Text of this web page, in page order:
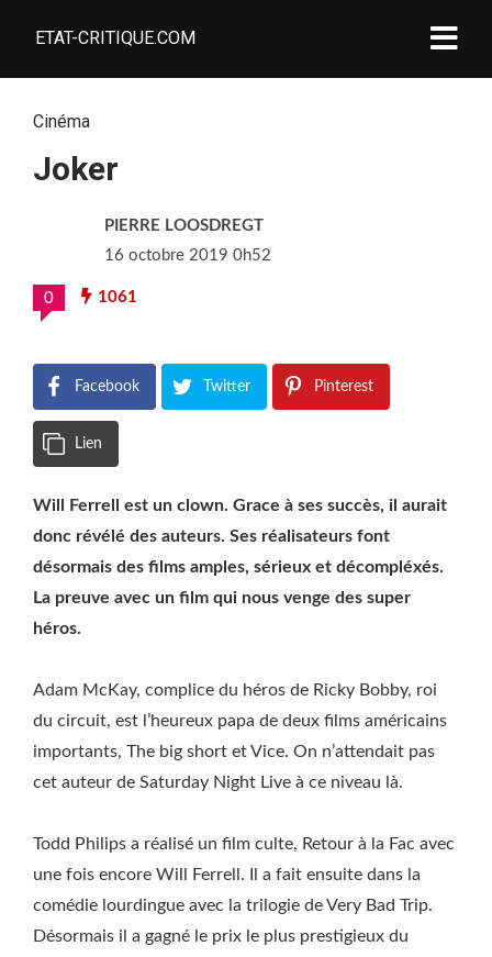
ETAT-CRITIQUE.COM
Cinéma
Joker
PIERRE LOOSDREGT
16 octobre 2019 0h52
0 1061
Facebook Twitter Pinterest
Lien
Will Ferrell est un clown. Grace à ses succès, il aurait
donc révélé des auteurs. Ses réalisateurs font
désormais des films amples, sérieux et décompléxés.
La preuve avec un film qui nous venge des super
héros.
Adam McKay, complice du héros de Ricky Bobby, roi
du circuit, est l’heureux papa de deux films américains
importants, The big short et Vice. On n’attendait pas
cet auteur de Saturday Night Live à ce niveau là.
Todd Philips a réalisé un film culte, Retour à la Fac avec
une fois encore Will Ferrell. Il a fait ensuite dans la
comédie lourdingue avec la trilogie de Very Bad Trip.
Désormais il a gagné le prix le plus prestigieux du